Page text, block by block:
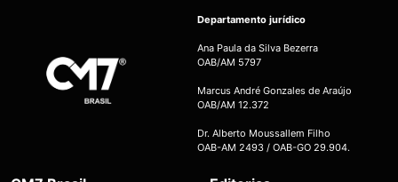
Departamento jurídico
Ana Paula da Silva Bezerra
OAB/AM 5797
Marcus André Gonzales de Araújo
OAB/AM 12.372
Dr. Alberto Moussallem Filho
OAB-AM 2493 / OAB-GO 29.904.